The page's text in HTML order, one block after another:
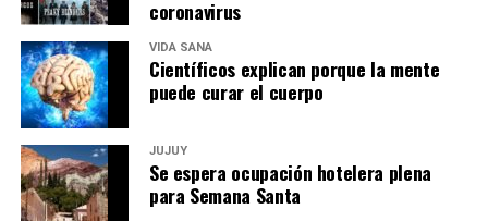
coronavirus
VIDA SANA
Científicos explican porque la mente
puede curar el cuerpo
JUJUY
Se espera ocupación hotelera plena
para Semana Santa